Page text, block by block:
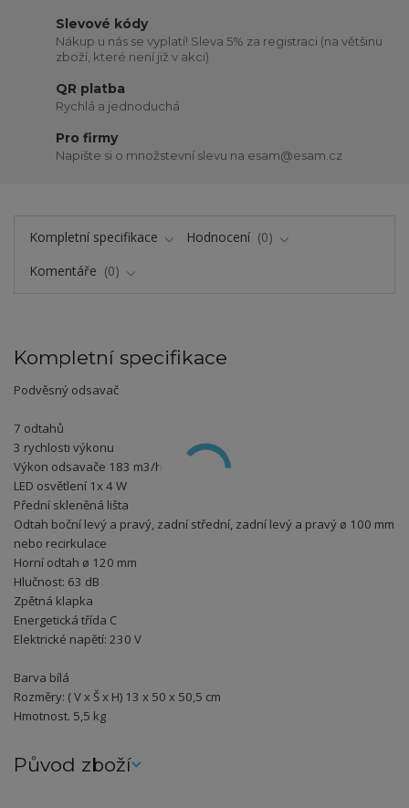
Slevové kódy
Nákup u nás se vyplatí! Sleva 5% za registraci (na většinu
zboží, které není již v akci)
QR platba
Rychlá a jednoduchá
Pro firmy
Napište si o množstevní slevu na esam@esam.cz
Kompletní specifikace Hodnocení
0
Komentáře
0
Kompletní specifikace
Podvěsný odsavač
7 odtahů
3 rychlosti výkonu
Výkon odsavače 183 m3/h
LED osvětlení 1x 4 W
Přední skleněná lišta
Odtah boční levý a pravý, zadní střední, zadní levý a pravý ø 100 mm
nebo recirkulace
Horní odtah ø 120 mm
Hlučnost: 63 dB
Zpětná klapka
Energetická třída C
Elektrické napětí: 230 V
Barva bílá
Rozměry: ( V x Š x H) 13 x 50 x 50,5 cm
Hmotnost. 5,5 kg
Původ zboží